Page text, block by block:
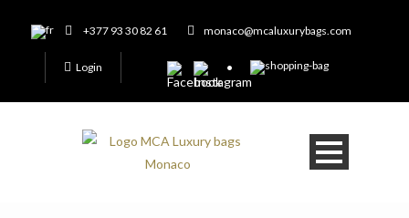
+377 93 30 82 61 monaco@mcaluxurybags.com
Login